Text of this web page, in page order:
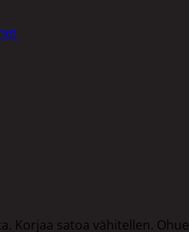
Korjaa satoa vähitellen.